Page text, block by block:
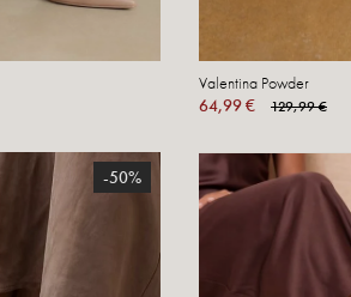
Valentina Powder
64,99 €
129,99 €
-50%